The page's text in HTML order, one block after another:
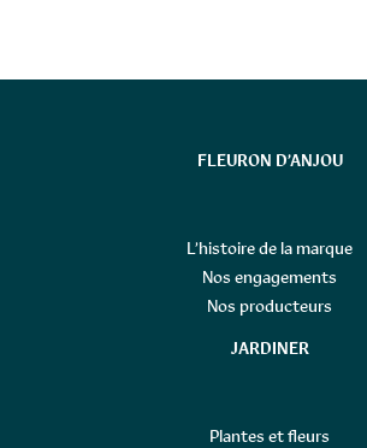
FLEURON D’ANJOU
L’histoire de la marque
Nos engagements
Nos producteurs
JARDINER
Plantes et fleurs